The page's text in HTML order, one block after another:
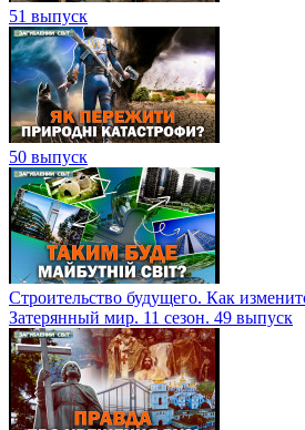
51 выпуск
50 выпуск
Строительство будущего. Как
Затерянный мир. 11 сезон. 49 выпуск